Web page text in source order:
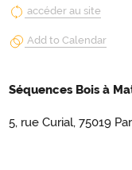
accéder au site
Add to Calendar
Séquences Bois à
5, rue Curial, 75019